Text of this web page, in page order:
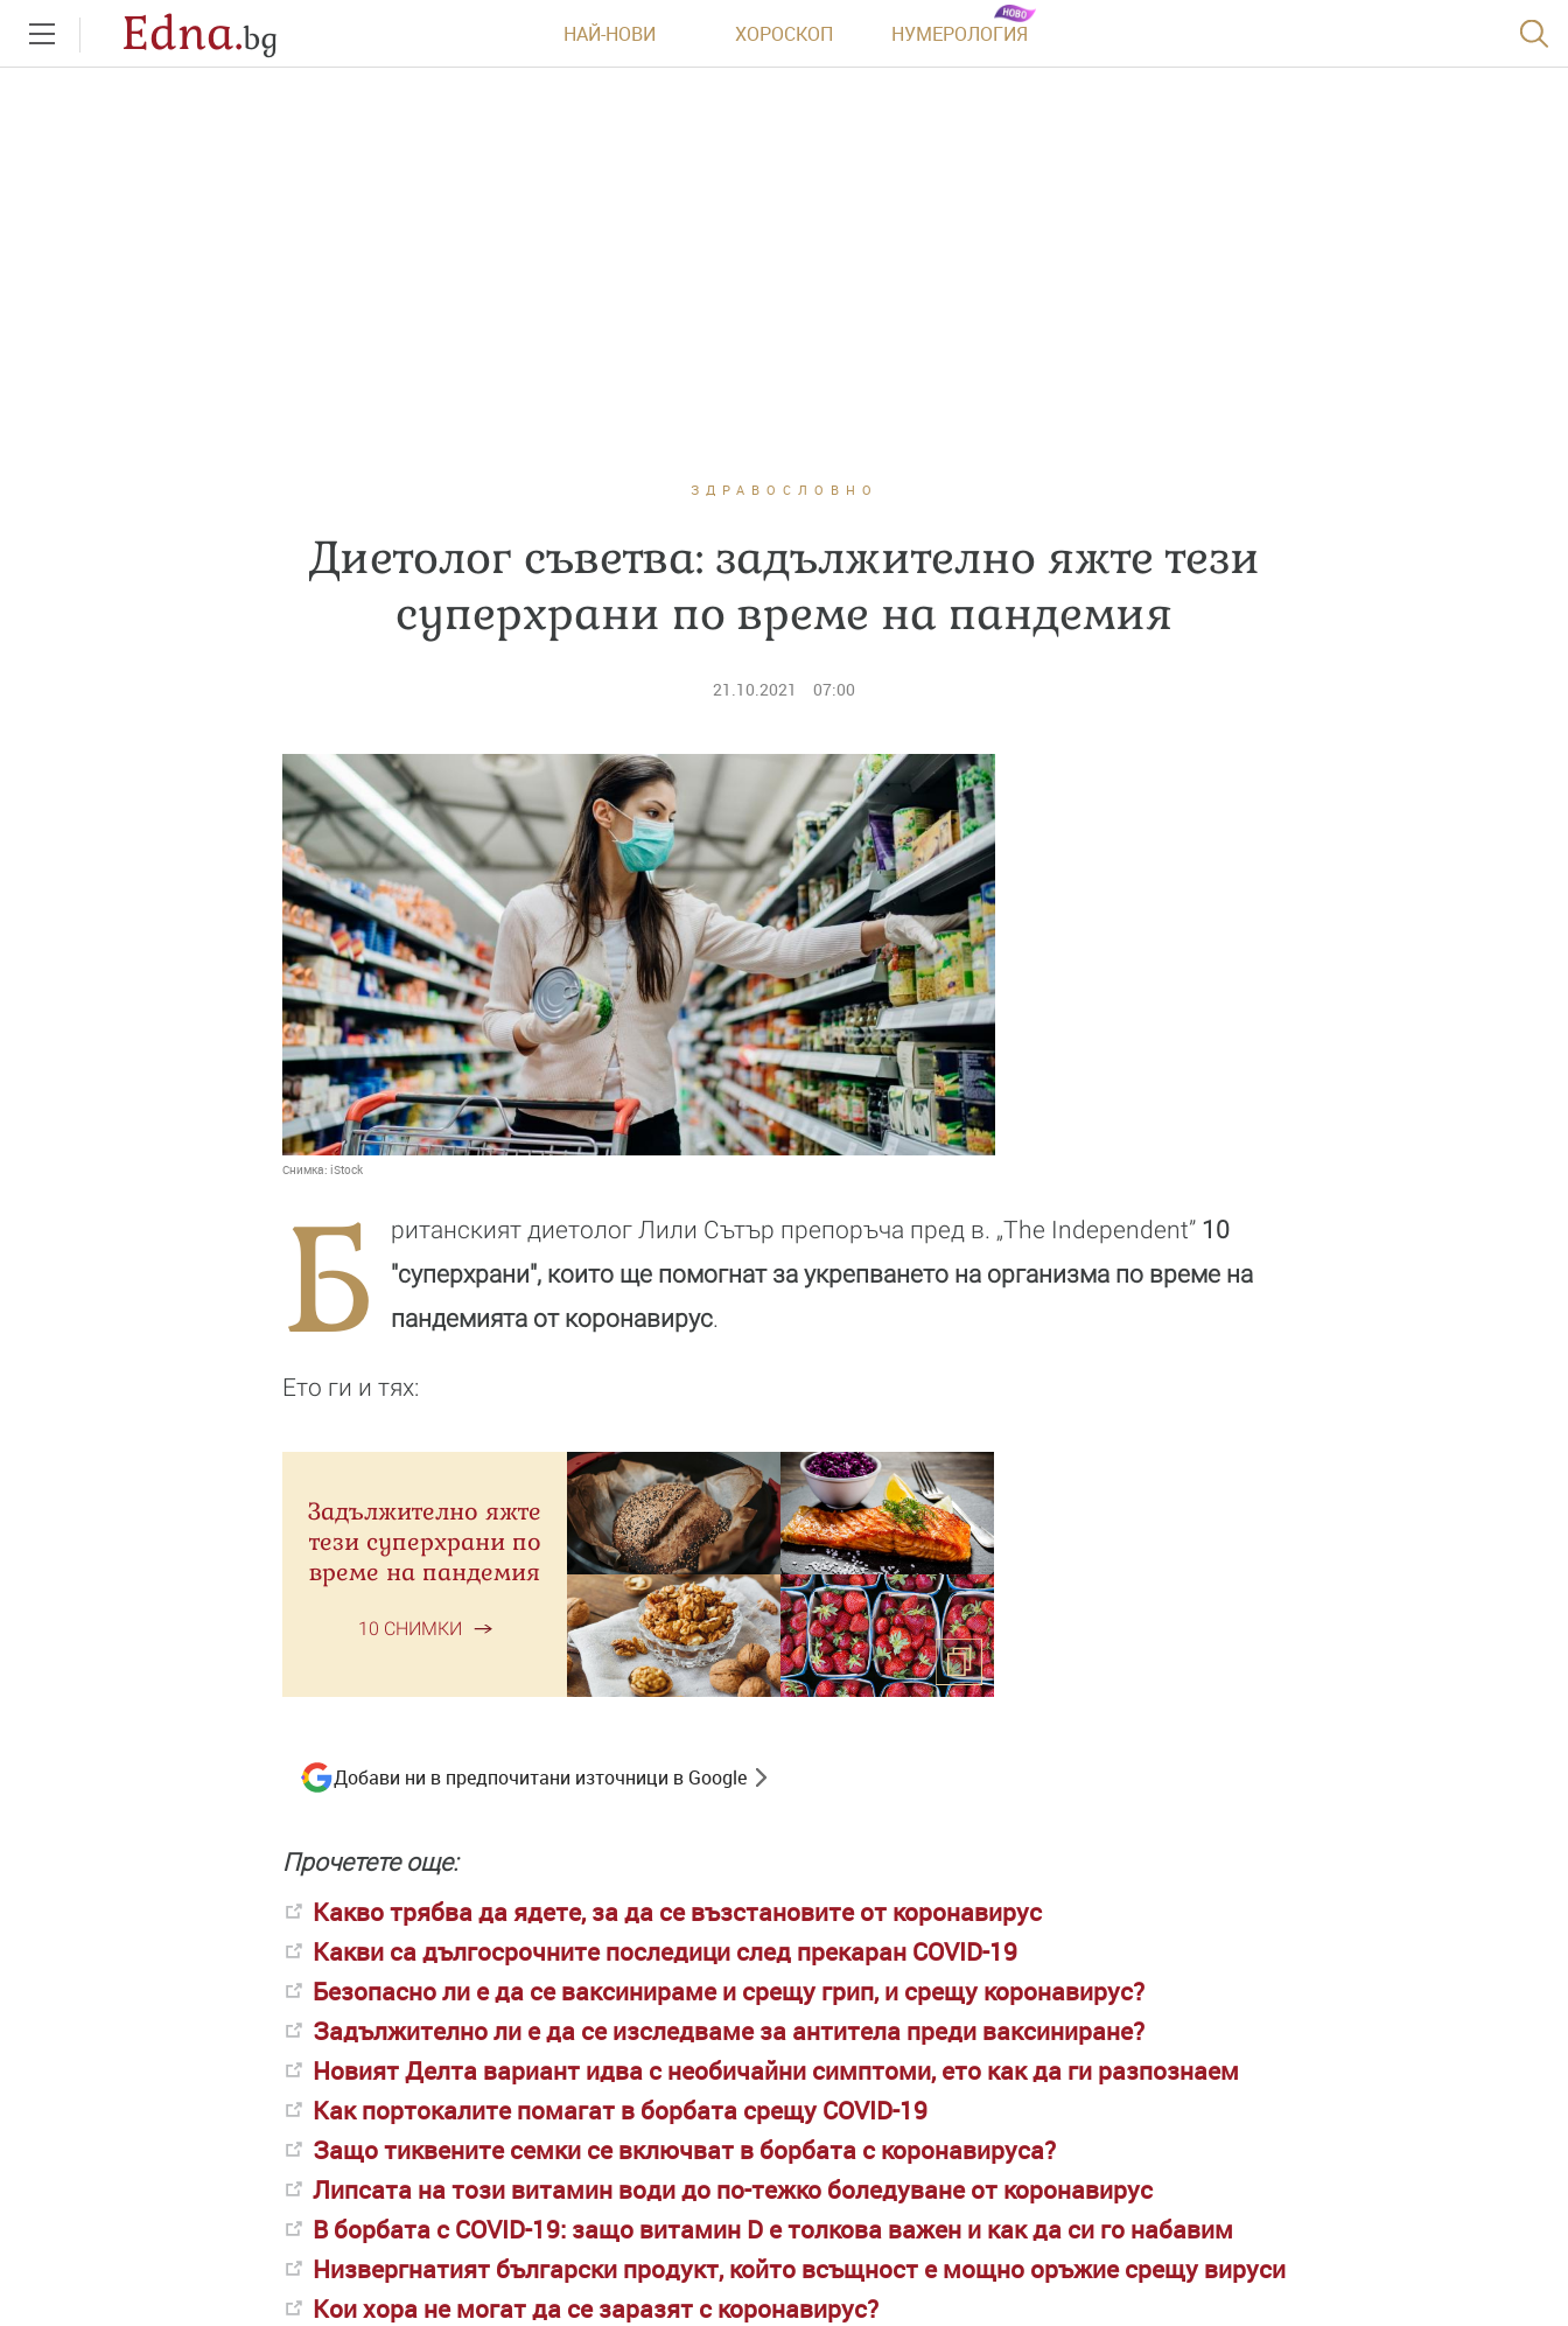
Edna.bg НАЙ-НОВИ ХОРОСКОП НУМЕРОЛОГИЯ
ЗДРАВОСЛОВНО
Диетолог съветва: задължително яжте тези
суперхрани по време на пандемия
21.10.2021 07:00
Снимка: iStock
Б ританският диетолог Лили Сътър препоръча пред в. „The Independent” 10
"суперхрани", които ще помогнат за укрепването на организма по време на
пандемията от коронавирус.
Ето ги и тях:
Задължително яжте
тези суперхрани по
време на пандемия
10 СНИМКИ
Добави ни в предпочитани източници в Google
Прочетете още:
Какво трябва да ядете, за да се възстановите от коронавирус
Какви са дългосрочните последици след прекаран COVID-19
Безопасно ли е да се ваксинираме и срещу грип, и срещу коронавирус?
Задължително ли е да се изследваме за антитела преди ваксиниране?
Новият Делта вариант идва с необичайни симптоми, ето как да ги разпознаем
Как портокалите помагат в борбата срещу COVID-19
Защо тиквените семки се включват в борбата с коронавируса?
Липсата на този витамин води до по-тежко боледуване от коронавирус
В борбата с COVID-19: защо витамин D е толкова важен и как да си го набавим
Низвергнатият български продукт, който всъщност е мощно оръжие срещу вируси
Кои хора не могат да се заразят с коронавирус?